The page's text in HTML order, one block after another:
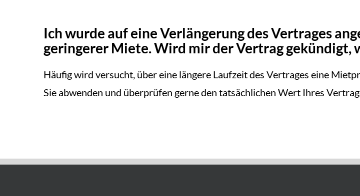
Ich wurde auf eine Verlängerung des Vertrages
geringerer Miete. Wird mir der Vertrag gekündigt,
Häufig wird versucht, über eine längere Laufzeit des Vertrages eine
Sie abwenden und überprüfen gerne den tatsächlichen Wert Ihres